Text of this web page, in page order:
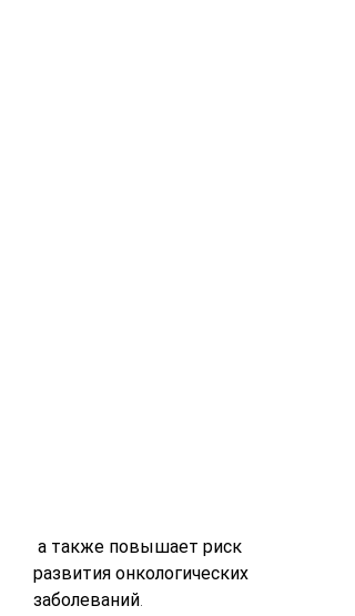
развития онкологических
заболеваний.